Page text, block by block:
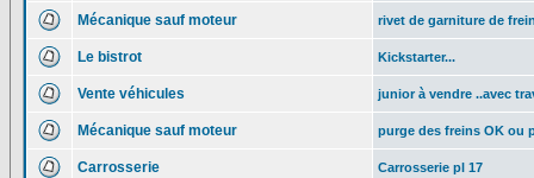
Mécanique sauf moteur rivet de garniture de
Le bistrot Kickstarter...
Vente véhicules junior à vendre ..avec
Mécanique sauf moteur purge des freins OK ou
Carrosserie Carrosserie pl 17